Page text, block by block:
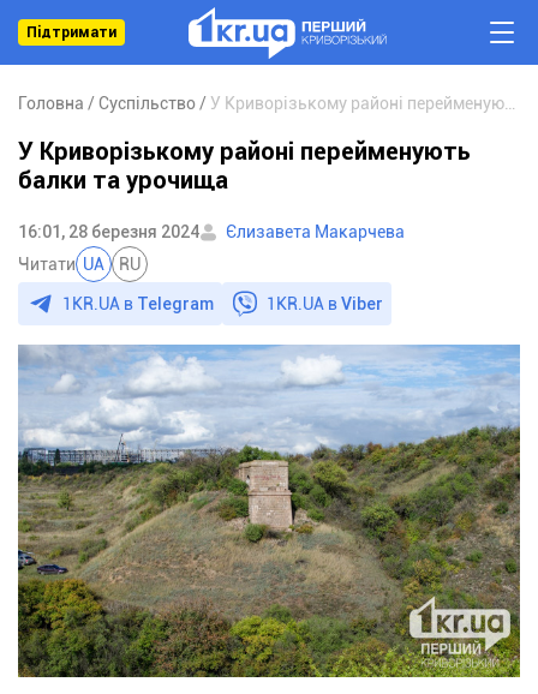
Підтримати
Головна Суспільство
У Криворізькому районі перейменують
балки та урочища
16:01, 28 березня 2024
Єлизавета Макарчева
Читати UA RU
1KR.UA в Telegram 1KR.UA вViber